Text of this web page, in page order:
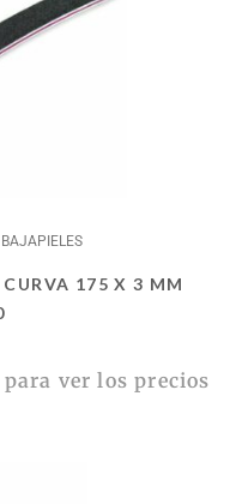
175 X 3 MM
ver los precios